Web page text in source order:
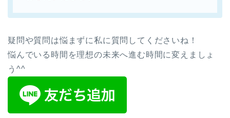
疑問や質問は悩まずに私に質問してくださいね！
悩んでいる時間を理想の未来へ進む時間に変えましょ
う^^